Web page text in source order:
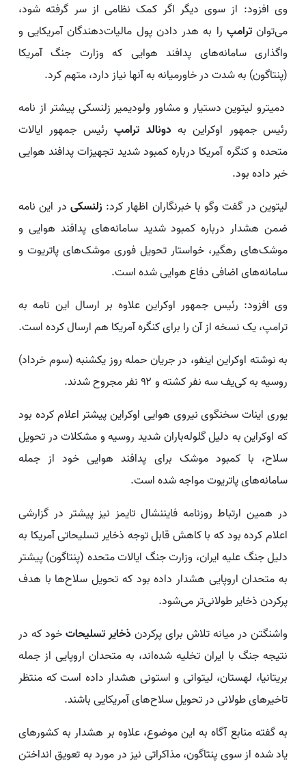
وی افزود: از سوی دیگر اگر کمک نظامی از سر گرفته شود،
می‌توانترامپ را به هدر دادن پول مالیات‌دهندگان آمریکایی و
واگذاری سامانه‌های پدافند هوایی که وزارت جنگ آمریکا
(پنتاگون) به شدت در خاورمیانه به آنها نیاز دارد، متهم کرد.
دمیترو لیتوین دستیار و مشاور ولودیمیر زلنسکی پیشتر از نامه
رئیس جمهور اوکراین به دونالد ترامپرئیس جمهور ایالات
متحده و کنگره آمریکا درباره کمبود شدید تجهیزات پدافند هوایی
خبر داده بود.
لیتوین در گفت وگو با خبرنگاران اظهار کرد: زلنسکی در این نامه
ضمن هشدار درباره کمبود شدید سامانه‌های پدافند هوایی و
موشک‌های رهگیر، خواستار تحویل فوری موشک‌های پاتریوت و
سامانه‌های اضافی دفاع هوایی شده است.
وی افزود: رئیس جمهور اوکراین علاوه بر ارسال این نامه به
ترامپ، یک نسخه از آن را برای کنگره آمریکا هم ارسال کرده است.
به نوشته اوکراین اینفو، در جریان حمله روز یکشنبه (سوم خرداد)
روسیه به کی‌یف سه نفر کشته و ۹۲ نفر مجروح شدند.
یوری اینات سخنگوی نیروی هوایی اوکراین پیشتر اعلام کرده بود
که اوکراین به دلیل گلوله‌باران شدید روسیه و مشکلات در تحویل
سلاح، با کمبود موشک برای پدافند هوایی خود از جمله
سامانه‌های پاتریوت مواجه شده است.
در همین ارتباط روزنامه فایننشال تایمز نیز پیشتر در گزارشی
اعلام کرده بود که با کاهش قابل توجه ذخایر تسلیحاتی آمریکا به
دلیل جنگ علیه ایران، وزارت جنگ ایالات متحده (پنتاگون) پیشتر
به متحدان اروپایی هشدار داده بود که تحویل سلاح‌ها با هدف
پرکردن ذخایر طولانی‌تر می‌شود.
واشنگتن در میانه تلاش برای پرکردن ذخایر تسلیحاتخود که در
نتیجه جنگ با ایران تخلیه شده‌اند، به متحدان اروپایی از جمله
بریتانیا، لهستان، لیتوانی و استونی هشدار داده است که منتظر
تاخیرهای طولانی در تحویل سلاح‌های آمریکایی باشند.
به گفته منابع آگاه به این موضوع، علاوه بر هشدار به کشورهای
یاد شده از سوی پنتاگون، مذاکراتی نیز در مورد به تعویق انداختن